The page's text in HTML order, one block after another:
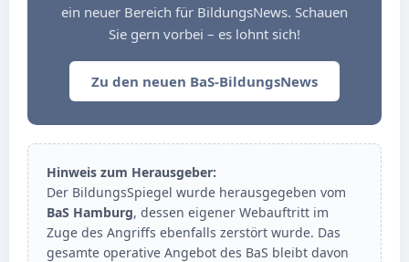
ein neuer Bereich für BildungsNews. Schauen
Sie gern vorbei – es lohnt sich!
Zu den neuen BaS-BildungsNews
Hinweis zum Herausgeber:
Der BildungsSpiegel wurde herausgegeben vom
BaS Hamburg, dessen eigener Webauftritt im
Zuge des Angriffs ebenfalls zerstört wurde. Das
gesamte operative Angebot des BaS bleibt davon